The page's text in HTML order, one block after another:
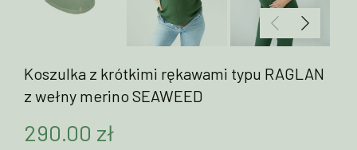
Koszulka z krótkimi rękawami typu RAGLAN
z wełny merino SEAWEED
290.00 zł